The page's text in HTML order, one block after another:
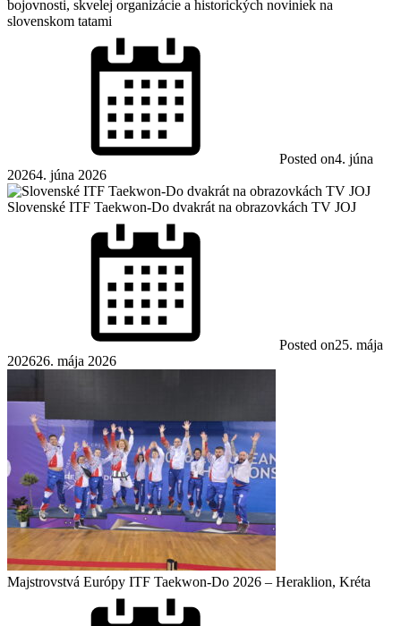
bojovnosti, skvelej organizácie a historických noviniek na
slovenskom tatami
Posted on4. júna
20264. júna 2026
Slovenské ITF Taekwon-Do dvakrát na obrazovkách TV JOJ
Posted on25. mája
202626. mája 2026
Majstrovstvá Európy ITF Taekwon-Do 2026 – Heraklion, Kréta